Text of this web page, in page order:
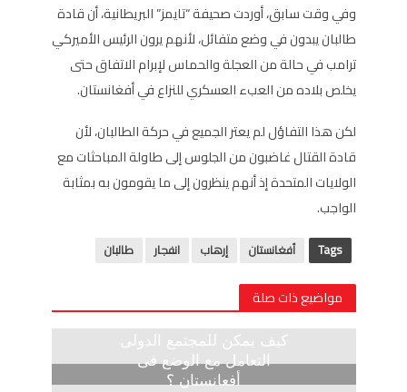
وفي وقت سابق، أوردت صحيفة “تايمز” البريطانية، أن قادة
طالبان يبدون في وضع متفائل، لأنهم يرون الرئيس الأميركي
ترامب في حالة من العجلة والحماس لإبرام الاتفاق حتى
يخلص بلاده من العبء العسكري للنزاع في أفغانستان.
لكن هذا التفاؤل لم يعتر الجميع في حركة الطالبان، لأن
قادة القتال غاضبون من الجلوس إلى طاولة المباحثات مع
الولايات المتحدة إذ أنهم ينظرون إلى ما يقومون به بمثابة
الواجب.
Tags أفغانستان إرهاب انفجار طالبان
مواضيع ذات صلة
كيف يمكن للمجتمع الدولى
التعامل مع الوضع فى
أفعانستان ؟